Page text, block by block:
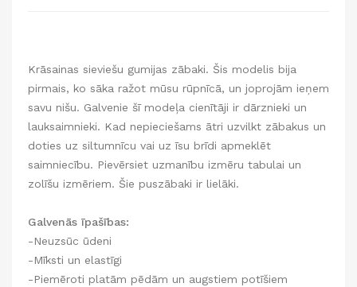
Krāsainas sieviešu gumijas zābaki. Šis modelis bija
pirmais, ko sāka ražot mūsu rūpnīcā, un joprojām ieņem
savu nišu. Galvenie šī modeļa cienītāji ir dārznieki un
lauksaimnieki. Kad nepieciešams ātri uzvilkt zābakus un
doties uz siltumnīcu vai uz īsu brīdi apmeklēt
saimniecību. Pievērsiet uzmanību izmēru tabulai un
zolīšu izmēriem. Šie puszābaki ir lielāki.
Galvenās īpašības:
-Neuzsūc ūdeni
-Mīksti un elastīgi
-Piemēroti platām pēdām un augstiem potīšiem